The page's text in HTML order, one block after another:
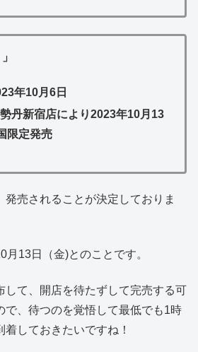
年10月6日
丹新宿店により2023年10月13
限定発売
発売されることが決定しておりま
月13日（金)とのことです。
して、開店を待たずして完売する可
で、待つのを覚悟して最低でも1時
しておきたいですね！